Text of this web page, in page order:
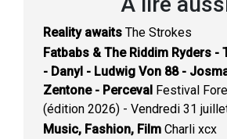
Reality awaits The Strokes
Fatbabs & The Riddim Ryders -
- Danyl - Ludwig Von 88 -
Zentone - Perceval Festival
(édition 2026) - Vendredi 31
Music, Fashion, Film Charli xcx